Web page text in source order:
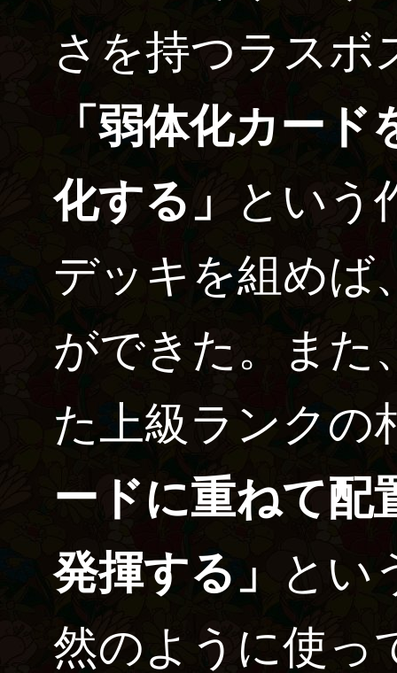
さを持つラスボ
「弱体化カー
化する」
という
デッキを組めば
ができた。また
た上級ランクの
ードに重ねて配
発揮する」
とい
然のように使っ